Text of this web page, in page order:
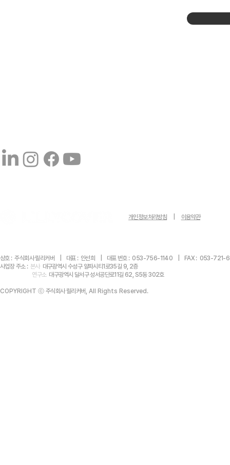
개인정보처리방침 이용약관
상호 : 주식회사 릴리커버 | 대표 : 안선희 | 대표 번호 : 053-756-1140 | FAX : 053-
사업장 주소 :본사대구광역시 수성구 알파시티1로35길 9, 2층
연구소대구광역시 달서구 성서공단로11길 62, S5동 302호
COPYRIGHT ⓒ 주식회사 릴리커버 , All Rights Reserved.